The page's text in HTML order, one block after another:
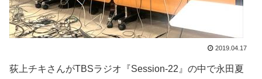
2019.04.17
荻上チキさんがTBSラジオ『Session-22』の中で永田夏